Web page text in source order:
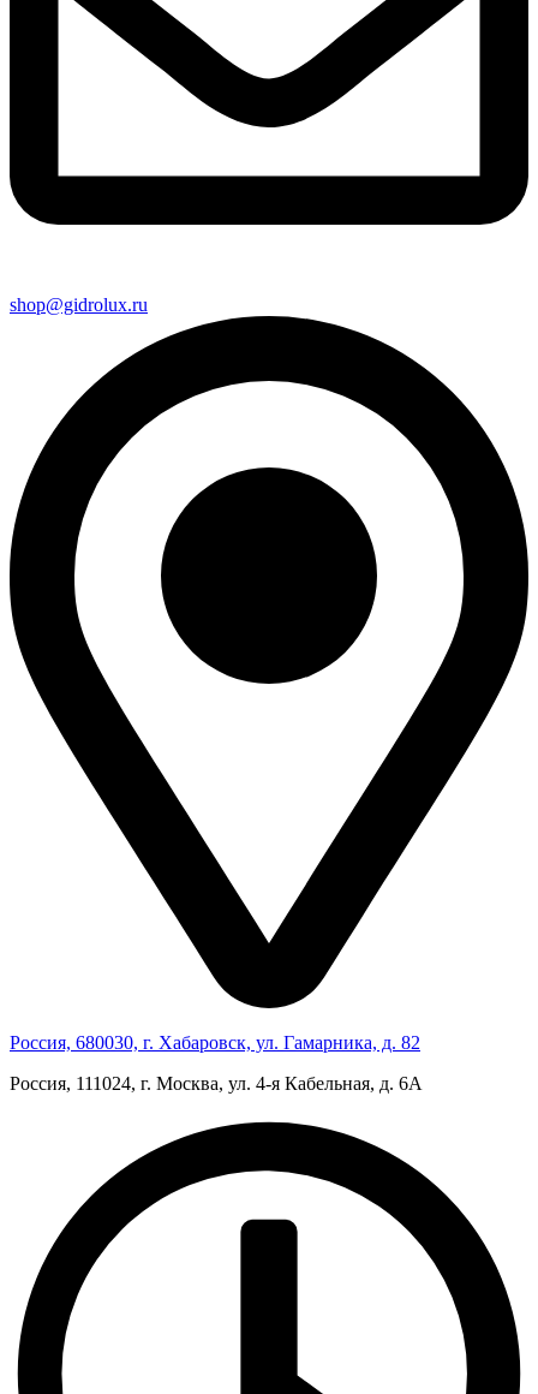
shop@gidrolux.ru
Россия, 680030, г. Хабаровск, ул. Гамарника, д. 82
Россия, 111024, г. Москва, ул. 4‑я Кабельная, д. 6А